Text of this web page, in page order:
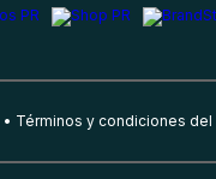
Términos y condiciones